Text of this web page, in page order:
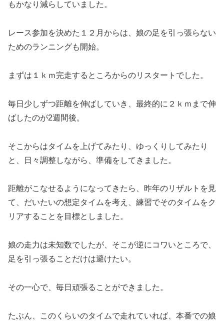
もかなり減らしていました。
レース参加を決めた１２月からは、娘の足を引っ張らない
ためのランニングも開始。
まずは１ｋｍ完走するところからのリスタートでした。
毎日少しずつ距離を伸ばしていき、最終的に２ｋｍまで伸
ばしたのが2週間後。
そこからはタイムを上げてみたり、ゆっくりしてみたり
と、日々調整しながら、準備をしてきました。
距離がこなせるようになってきたら、昨年のリザルトを見
て、だいたいの想定タイムを考え、練習でそのタイムをク
リアすることを目標としました。
娘の走力は未知数でしたが、そこが逆にコワいところで、
足を引っ張ることだけは避けたい。
その一心で、毎日頑張ることができました。
たぶん、このくらいのタイムで走れていれば、本番での娘